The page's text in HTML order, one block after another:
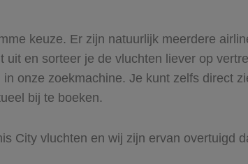
keuze. Er zijn natuurlijk meerdere
en sorteer je de vluchten liever op
onze zoekmachine. Je kunt zelfs direct
bij te boeken.
City vluchten en wij zijn ervan overtuigd